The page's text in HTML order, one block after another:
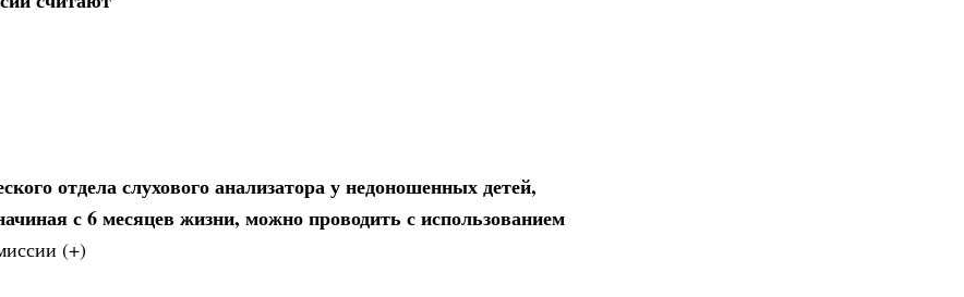
отдела слухового анализатора у недоношенных детей,
с 6 месяцев жизни, можно проводить с использованием
(+)